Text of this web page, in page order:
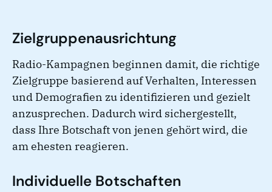
Zielgruppenausrichtung
Radio-Kampagnen beginnen damit, die richtige
Zielgruppe basierend auf Verhalten, Interessen
und Demografien zu identifizieren und gezielt
anzusprechen. Dadurch wird sichergestellt,
dass Ihre Botschaft von jenen gehört wird, die
am ehesten reagieren.
Individuelle Botschaften